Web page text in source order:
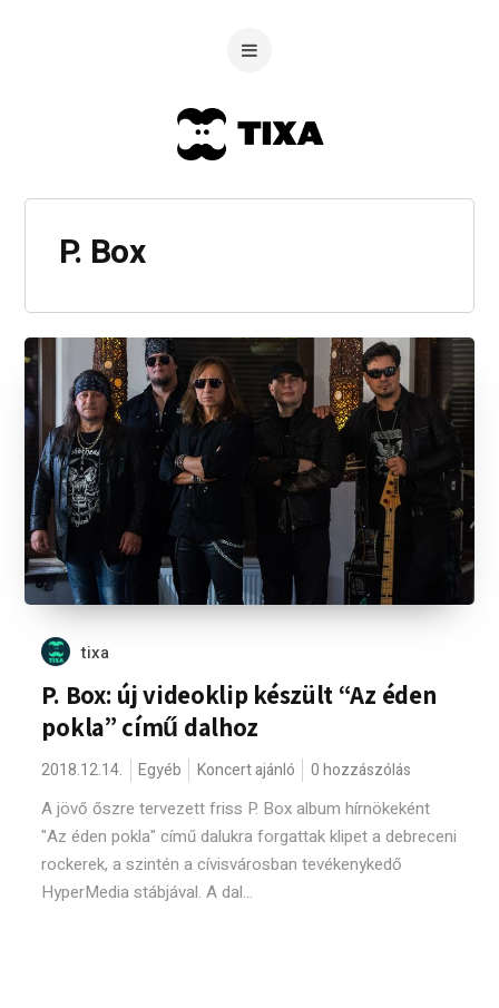
P. Box
tixa
P. Box: új videoklip készült “Az éden
pokla” című dalhoz
2018.12.14. Egyéb Koncert ajánló 0 hozzászólás
A jövő őszre tervezett friss P. Box album hírnökeként
"Az éden pokla" című dalukra forgattak klipet a debreceni
rockerek, a szintén a cívisvárosban tevékenykedő
HyperMedia stábjával. A dal...